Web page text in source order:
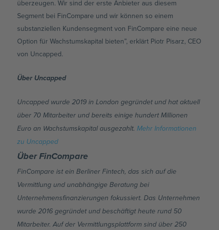
überzeugen. Wir sind der erste Anbieter aus diesem
Segment bei FinCompare und wir können so einem
substanziellen Kundensegment von FinCompare eine neue
Option für Wachstumskapital bieten”, erklärt Piotr Pisarz, CEO
von Uncapped.
Über Uncapped
Uncapped wurde 2019 in London gegründet und hat aktuell
über 70 Mitarbeiter und bereits einige hundert Millionen
Euro an Wachstumskapital ausgezahlt.Mehr Informationen
zu Uncapped
Über FinCompare
FinCompare ist ein Berliner Fintech, das sich auf die
Vermittlung und unabhängige Beratung bei
Unternehmensfinanzierungen fokussiert. Das Unternehmen
wurde 2016 gegründet und beschäftigt heute rund 50
Mitarbeiter. Auf der Vermittlungsplattform sind über 250